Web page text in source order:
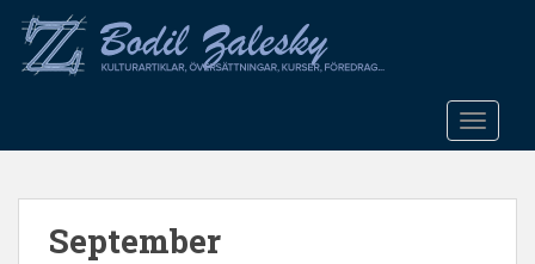
o
September